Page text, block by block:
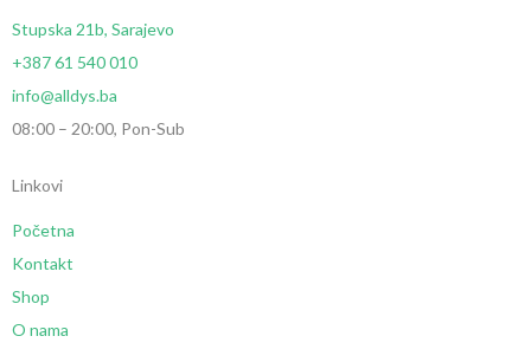
Stupska 21b, Sarajevo
+387 61 540 010
info@alldys.ba
08:00 – 20:00, Pon-Sub
Linkovi
Početna
Kontakt
Shop
O nama